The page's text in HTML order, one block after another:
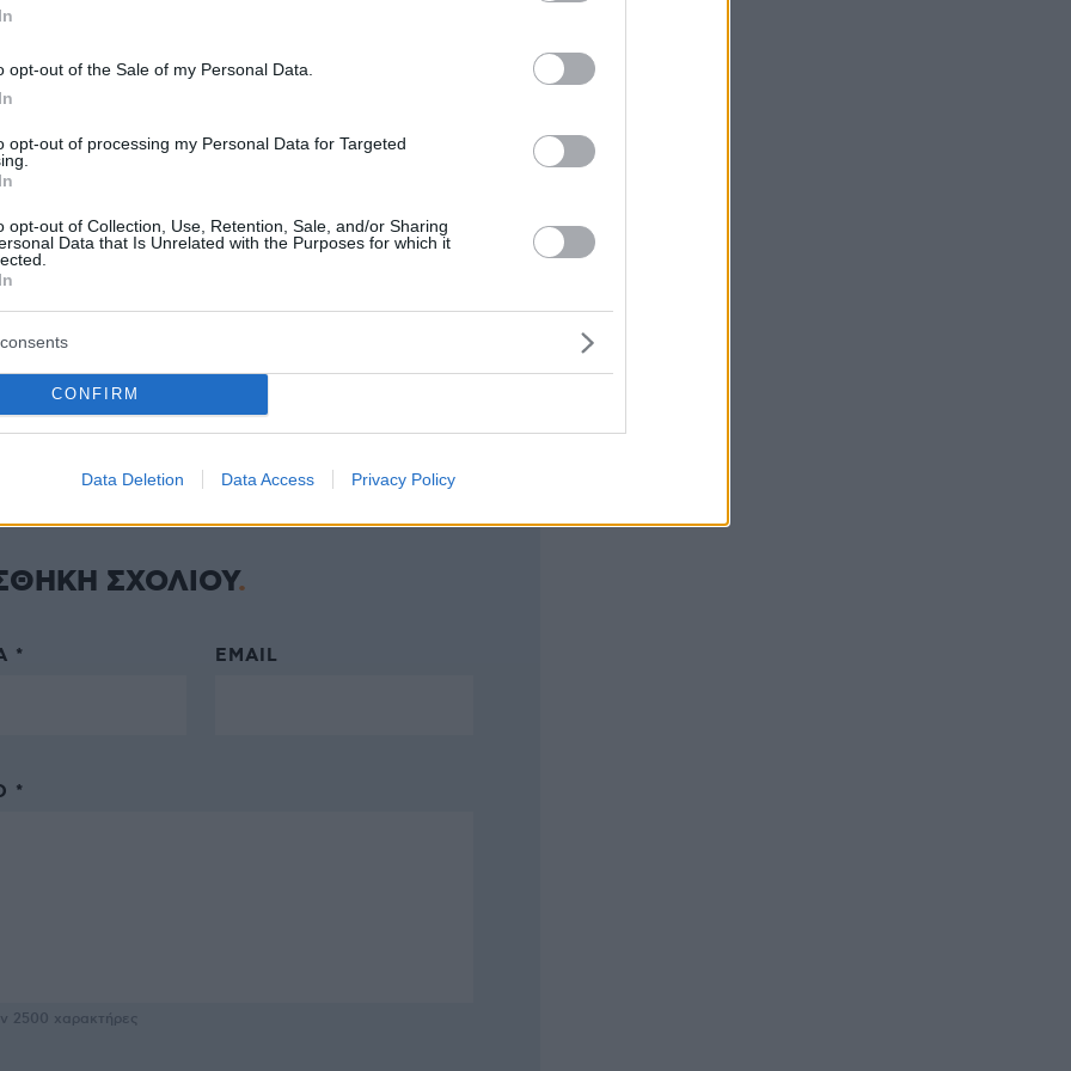
opt-out of the Sale of my Personal Data.
opt-out of processing my Personal Data for Targeted
opt-out of Collection, Use, Retention, Sale, and/or Sharing
Data that Is Unrelated with the Purposes for which it
CONFIRM
Data Deletion Data Access Privacy Policy
protothema.gr στο Google News
Ειδήσειςαπό την Ελλάδα και τον Κόσμο, τη
στο
(1) ΠΡΟΣΘΗΚΗ ΣΧΟΛΙΟΥ
17:44
το αλκοόλ... Πιωμένοι θα ήτανε κ. Μενδώνη.
μέρες που είναι. Να δείτε που θα σας ζητήσουν
ΣΧΟΛΙΟΥ
* EMAIL
*
2500 χαρακτήρες